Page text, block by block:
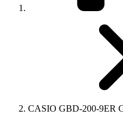
CASIO GBD-200-9ER